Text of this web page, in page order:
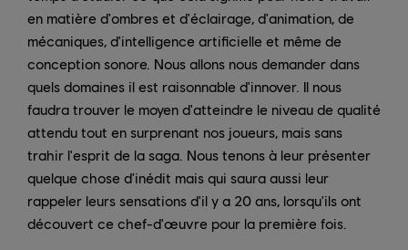
en matière d'ombres et d'éclairage, d'animation, de
mécaniques, d'intelligence artificielle et même de
conception sonore. Nous allons nous demander dans
quels domaines il est raisonnable d'innover. Il nous
faudra trouver le moyen d'atteindre le niveau de qualité
attendu tout en surprenant nos joueurs, mais sans
trahir l'esprit de la saga. Nous tenons à leur présenter
quelque chose d'inédit mais qui saura aussi leur
rappeler leurs sensations d'il y a 20 ans, lorsqu'ils ont
découvert ce chef-d'œuvre pour la première fois.